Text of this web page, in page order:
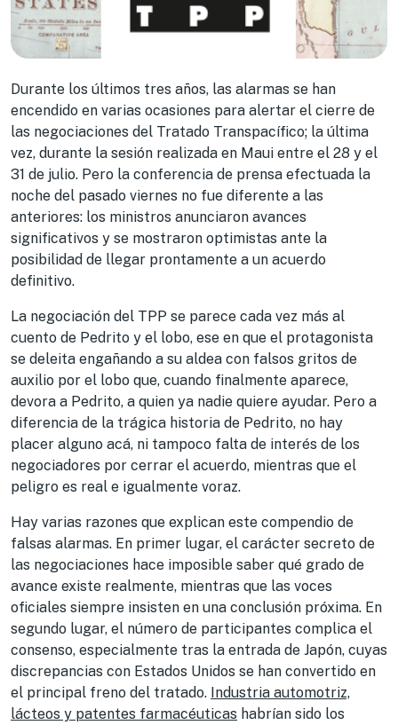
Durante los últimos tres años, las alarmas se han
encendido en varias ocasiones para alertar el cierre de
las negociaciones del Tratado Transpacífico; la última
vez, durante la sesión realizada en Maui entre el 28 y el
31 de julio. Pero la conferencia de prensa efectuada la
noche del pasado viernes no fue diferente a las
anteriores: los ministros anunciaron avances
significativos y se mostraron optimistas ante la
posibilidad de llegar prontamente a un acuerdo
definitivo.
La negociación del TPP se parece cada vez más al
cuento de Pedrito y el lobo, ese en que el protagonista
se deleita engañando a su aldea con falsos gritos de
auxilio por el lobo que, cuando finalmente aparece,
devora a Pedrito, a quien ya nadie quiere ayudar. Pero a
diferencia de la trágica historia de Pedrito, no hay
placer alguno acá, ni tampoco falta de interés de los
negociadores por cerrar el acuerdo, mientras que el
peligro es real e igualmente voraz.
Hay varias razones que explican este compendio de
falsas alarmas. En primer lugar, el carácter secreto de
las negociaciones hace imposible saber qué grado de
avance existe realmente, mientras que las voces
oficiales siempre insisten en una conclusión próxima. En
segundo lugar, el número de participantes complica el
consenso, especialmente tras la entrada de Japón, cuyas
discrepancias con Estados Unidos se han convertido en
el principal freno del tratado. Industria automotriz,
lácteos y patentes farmacéuticas habrían sido los